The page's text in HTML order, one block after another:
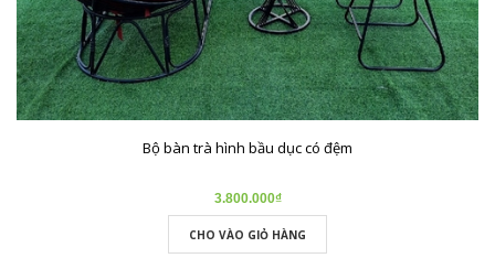
Bộ bàn trà hình bầu dục có đệm
3.800.000₫
CHO VÀO GIỎ HÀNG